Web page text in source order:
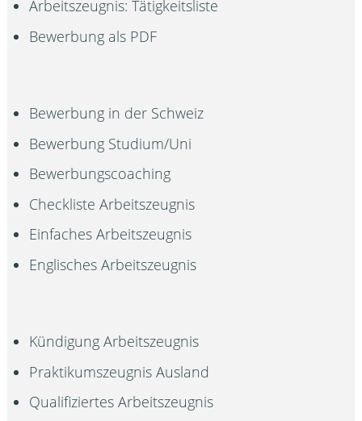
Arbeitszeugnis: Tätigkeitsliste
Bewerbung als PDF
Bewerbung in der Schweiz
Bewerbung Studium/Uni
Bewerbungscoaching
Checkliste Arbeitszeugnis
Einfaches Arbeitszeugnis
Englisches Arbeitszeugnis
Kündigung Arbeitszeugnis
Praktikumszeugnis Ausland
Qualifiziertes Arbeitszeugnis